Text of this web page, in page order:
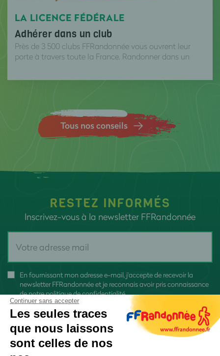
LA LICENCE FÉDÉRALE
Adhérer dans un club
Près de 3 500 clubs FFRandonnée vous ouvrent leur
porte à travers toute la France. Randonner dans un
Tous nos conseils
RESTEZ INFORMÉS
Inscrivez-vous à la newsletter FFRandonnée
En fournissant mon adresse e-mail, j'accepte de recevoir la
newsletter FFRandonnée et je reconnais avoir pris connaissance
denotre politique de confidentialité
Continuer sans accepter
Les seules traces
que nous laissons
sont celles de nos